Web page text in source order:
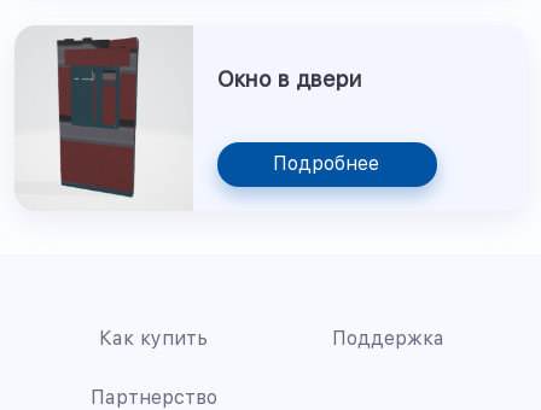
Окно в двери
Подробнее
Как купить Поддержка
Партнерство